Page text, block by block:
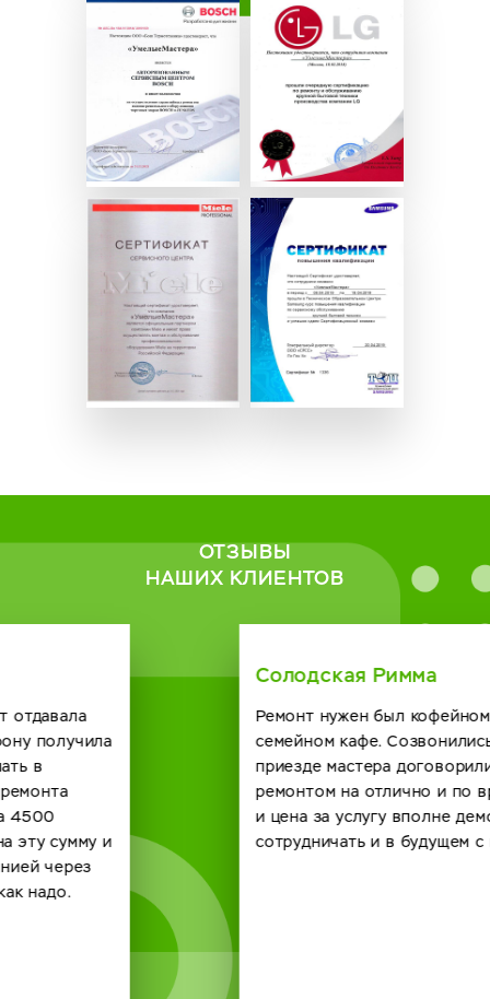
ОТЗЫВЫ
НАШИХ КЛИЕНТОВ
Солодская Римма
Ремонт нужен был кофейному автомату в нашем
семейном кафе. Созвонились с сервисным центром о
приезде мастера договорились. Справился он с
ремонтом на отлично и по времени быстро получилось
и цена за услугу вполне демократичная. Будем
сотрудничать и в будущем с вашей компанией. спасибо.